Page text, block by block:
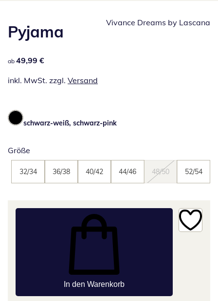
Pyjama
49,99 €
ab 49,99 €
inkl. MwSt. zzgl. Versand
Vivance Dreams by Lascana
schwarz-weiß, schwarz-pink
Größe
32/34 36/38 40/42 44/46 48/50 52/54
In den Warenkorb